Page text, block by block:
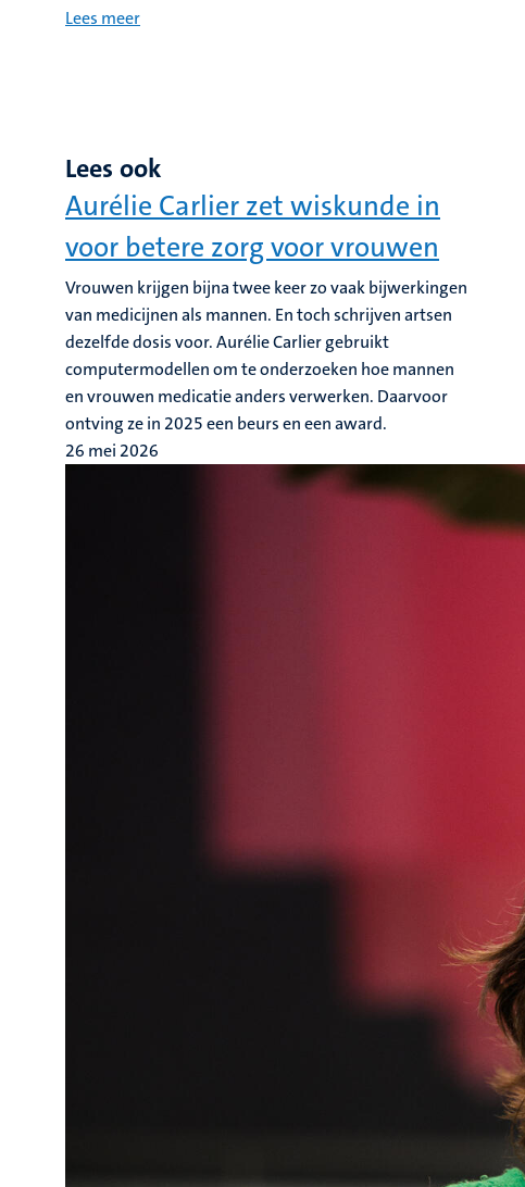
Lees meer
Lees ook
Aurélie Carlier zet wiskunde in
voor betere zorg voor vrouwen
Vrouwen krijgen bijna twee keer zo vaak bijwerkingen
van medicijnen als mannen. En toch schrijven artsen
dezelfde dosis voor. Aurélie Carlier gebruikt
computermodellen om te onderzoeken hoe mannen
en vrouwen medicatie anders verwerken. Daarvoor
ontving ze in 2025 een beurs en een award.
26 mei 2026